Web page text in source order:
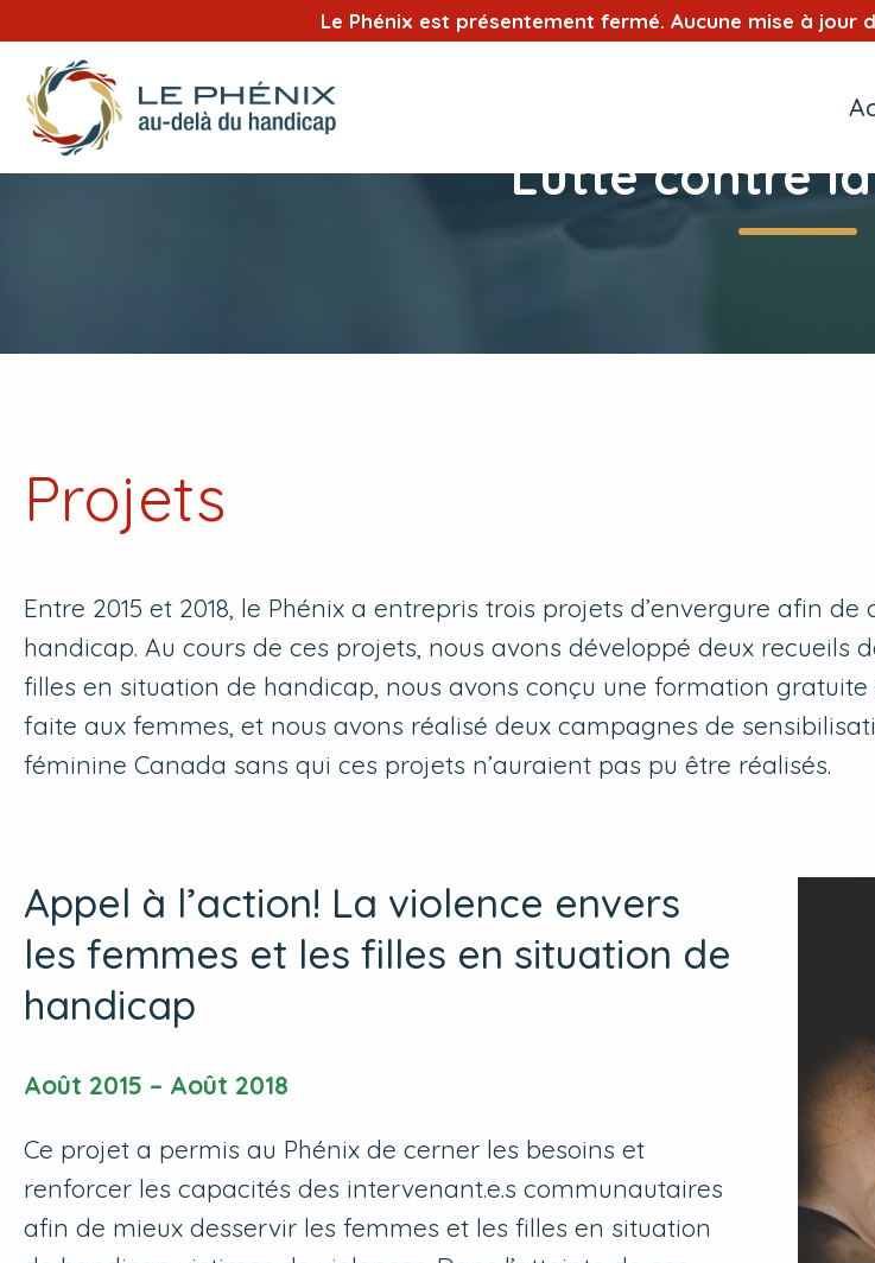
Le Phénix est présentement fermé. Aucune mise à jour
Lutte contre
Projets
Entre 2015 et 2018, le Phénix a entrepris trois projets d’envergure afin
handicap. Au cours de ces projets, nous avons développé deux recueils
filles en situation de handicap, nous avons conçu une formation
faite aux femmes, et nous avons réalisé deux campagnes de
féminine Canada sans qui ces projets n’auraient pas pu être réalisés.
Appel à l’action! La violence envers
les femmes et les filles en situation de
handicap
Août 2015 – Août 2018
Ce projet a permis au Phénix de cerner les besoins et
renforcer les capacités des intervenant.e.s communautaires
afin de mieux desservir les femmes et les filles en situation